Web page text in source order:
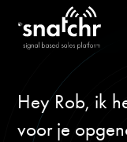
Hey Rob, ik
voor je